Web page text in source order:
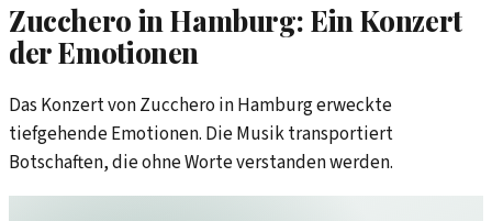
Zucchero in Hamburg: Ein Konzert
der Emotionen
Das Konzert von Zucchero in Hamburg erweckte
tiefgehende Emotionen. Die Musik transportiert
Botschaften, die ohne Worte verstanden werden.